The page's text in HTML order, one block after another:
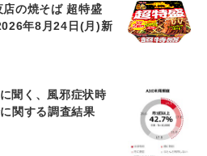
店の焼そば 超特盛
年8月24日(月)新
聞く、風邪症状時
関する調査結果